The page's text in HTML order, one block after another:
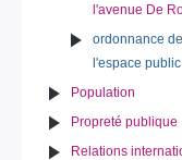
l'avenue De
ordonnance
l'espace
Population
Propreté publique
Relations